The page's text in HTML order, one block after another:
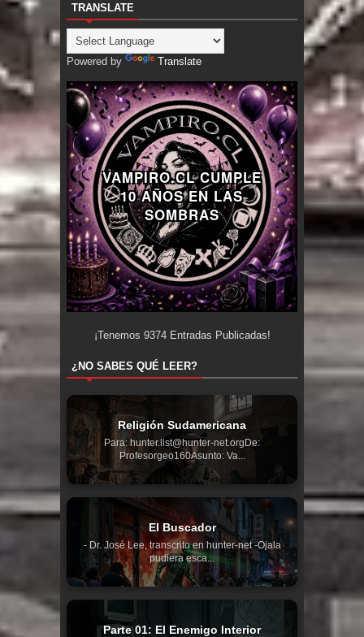
TRANSLATE
Powered by Translate
VAMPIRO.CL CUMPLE
10 AÑOS EN LAS
SOMBRAS
¡Tenemos 9374Entradas Publicadas!
¿NO SABES QUÉ LEER?
Religión Sudamericana
Para: hunter.list@hunter-net.orgDe:
Profesorgeo160Asunto: Va...
El Buscador
- Dr. José Lee, transcrito en hunter-net -Ojala
pudiera esca...
Parte 01: El Enemigo Interior